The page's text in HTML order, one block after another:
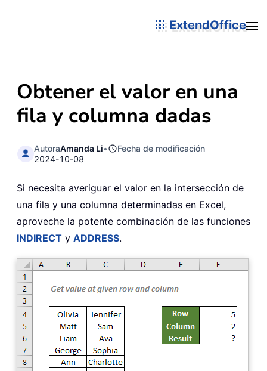
ExtendOffice
Obtener el valor en una
fila y columna dadas
AutoraAmanda Li•
Fecha de modificación
2024-10-08
Si necesita averiguar el valor en la intersección de
una fila y una columna determinadas en Excel,
aproveche la potente combinación de las funciones
INDIRECT y ADDRESS.